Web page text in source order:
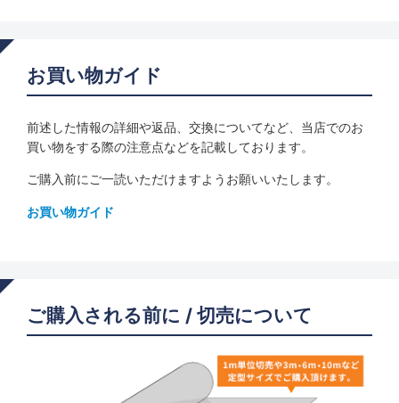
お買い物ガイド
前述した情報の詳細や返品、交換についてなど、当店でのお
買い物をする際の注意点などを記載しております。
ご購入前にご一読いただけますようお願いいたします。
お買い物ガイド
ご購入される前に / 切売について